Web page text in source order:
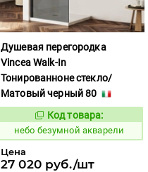
Душевая перегородка
Vincea Walk-In
Тонированноне стекло/
Матовый черный 80
Код:
1124125
Код товара:
небо безумной акварели
Цена
27 020 руб./шт